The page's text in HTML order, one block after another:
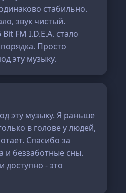
стабильно.
звук чистый.
FM I.D.E.A. стало
Просто
эту музыку.
эту музыку. Я раньше
в голове у людей,
Спасибо за
и беззаботные сны.
доступно - это